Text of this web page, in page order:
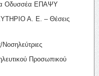
Οδυσσέα ΕΠΑΨΥ
Α. Ε. – Θέσεις
Προσωπικού